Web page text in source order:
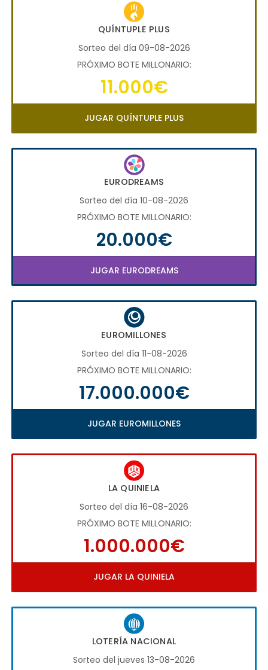
QUÍNTUPLE PLUS
Sorteo del día 09-08-2026
PRÓXIMO BOTE MILLONARIO:
11.000€
JUGAR QUÍNTUPLE PLUS
EURODREAMS
Sorteo del día 10-08-2026
PRÓXIMO BOTE MILLONARIO:
20.000€
JUGAR EURODREAMS
EUROMILLONES
Sorteo del día 11-08-2026
PRÓXIMO BOTE MILLONARIO:
17.000.000€
JUGAR EUROMILLONES
LA QUINIELA
Sorteo del día 16-08-2026
PRÓXIMO BOTE MILLONARIO:
1.000.000€
JUGAR LA QUINIELA
LOTERÍA NACIONAL
Sorteo del jueves 13-08-2026